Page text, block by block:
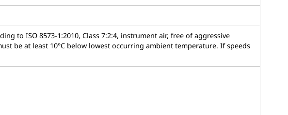
to ISO 8573-1:2010, Class 7:2:4, instrument air, free of aggressive
be at least 10°C below lowest occurring ambient temperature. If speeds